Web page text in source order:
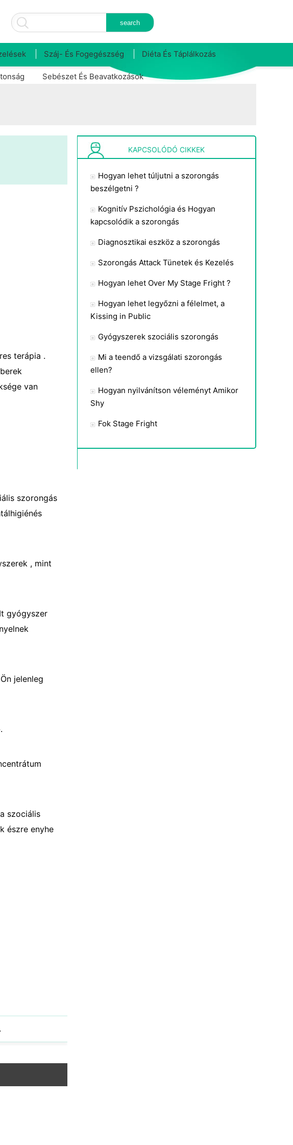
Száj- És Fogegészség Diéta És Táplálkozás
Sebészet És Beavatkozások
terápia .
van
szorongás
, mint
gyógyszer
jelenleg
szociális
észre enyhe
KAPCSOLÓDÓ CIKKEK
Hogyan lehet túljutni a szorongás
beszélgetni ?
Kognitív Pszichológia és Hogyan
kapcsolódik a szorongás
Diagnosztikai eszköz a szorongás
Szorongás Attack Tünetek és Kezelés
Hogyan lehet Over My Stage Fright ?
Hogyan lehet legyőzni a félelmet, a
Kissing in Public
Gyógyszerek szociális szorongás
Mi a teendő a vizsgálati szorongás
ellen?
Hogyan nyilvánítson véleményt Amikor
Shy
Fok Stage Fright